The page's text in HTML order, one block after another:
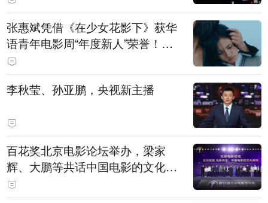
张惠斌凭借《在少女花影下》获华
语青年电影周“年度新人”荣誉！该
电影全程在广州取景，采用粤语对
白，主演均为广州本土演员
李秋莹、孙亚鹏，央视新主播
百花奖北京电影论坛举办，梁家
辉、大鹏等共话中国电影的文化建
构